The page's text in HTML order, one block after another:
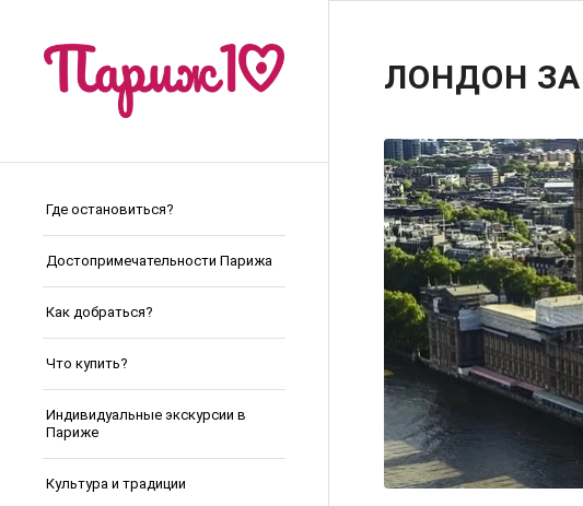
Где остановиться?
Достопримечательности Парижа
Как добраться?
Что купить?
Индивидуальные экскурсии в
Париже
Культура и традиции
ЛОНДОН